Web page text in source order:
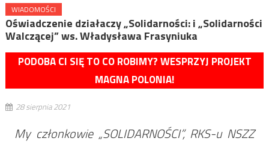
WIADOMOŚCI
Oświadczenie działaczy „Solidarności: i „Solidarności
Walczącej” ws. Władysława Frasyniuka
PODOBA CI SIĘ TO CO ROBIMY? WESPRZYJ PROJEKT
MAGNA POLONIA!
28 sierpnia 2021
My członkowie „SOLIDARNOŚCI”, RKS-u NSZZ